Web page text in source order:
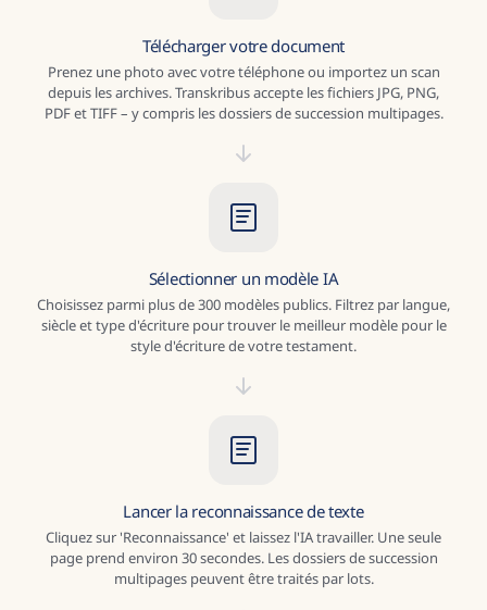
Télécharger votre document
Prenez une photo avec votre téléphone ou importez un scan
depuis les archives. Transkribus accepte les fichiers JPG, PNG,
PDF et TIFF – y compris les dossiers de succession multipages.
Sélectionner un modèle IA
Choisissez parmi plus de 300 modèles publics. Filtrez par langue,
siècle et type d'écriture pour trouver le meilleur modèle pour le
style d'écriture de votre testament.
Lancer la reconnaissance de texte
Cliquez sur 'Reconnaissance' et laissez l'IA travailler. Une seule
page prend environ 30 secondes. Les dossiers de succession
multipages peuvent être traités par lots.